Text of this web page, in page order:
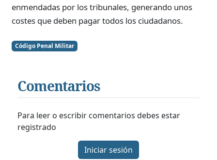
enmendadas por los tribunales, generando unos
costes que deben pagar todos los ciudadanos.
Código Penal Militar
Comentarios
Para leer o escribir comentarios debes estar
registrado
Iniciar sesión